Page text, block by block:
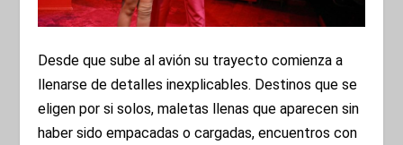
Desde que sube al avión su trayecto comienza a
llenarse de detalles inexplicables. Destinos que se
eligen por si solos, maletas llenas que aparecen sin
haber sido empacadas o cargadas, encuentros con